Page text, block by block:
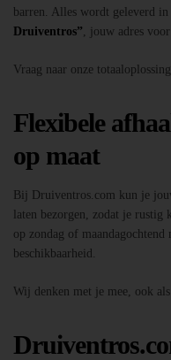
barren. Alles wordt geleverd in
Druiventros” , jouw adres
Vraag naar onze
Flexibele
op maat
Bij Druiventros.com kun je
laten bezorgen, zodat je
op zondag of
beschikbaarheid.
Wij denken met je mee, ook